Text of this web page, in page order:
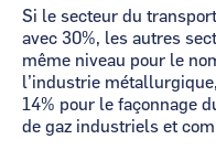
Si le secteur du
avec 30%, les autres
même niveau pour le
l’industrie
14% pour le façonnage
de gaz industriels et